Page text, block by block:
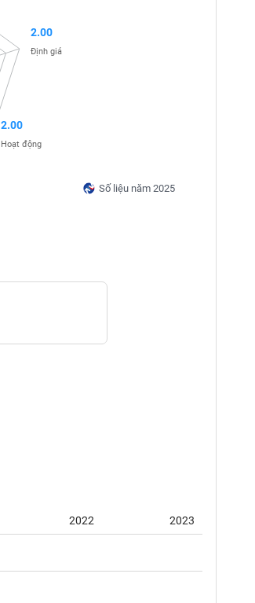
Số liệu năm 2025
2.00
Định giá
2.00
Hoạt động
2022
2023